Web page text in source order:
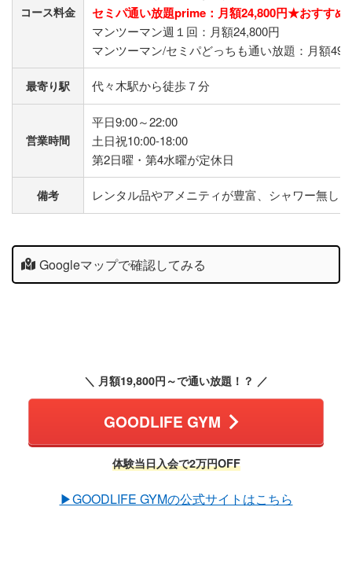
コース料金 セミパ通い放題prime：月額24,800円★おすすめ
マンツーマン週１回：月額24,800円
マンツーマン/セミパどっちも通い放題：月額
最寄り駅 ​代々木駅から徒歩７分​
営業時間
平日9:00～22:00
土日祝10:00-18:00
第2日曜・第4水曜が定休日
備考 レンタル品やアメニティが豊富、シャワー無し
Googleマップで確認してみる
＼ 月額19,800円～で通い放題！？ ／
GOODLIFE GYM
体験当日入会で2万円OFF
▶︎GOODLIFE GYMの公式サイトはこちら